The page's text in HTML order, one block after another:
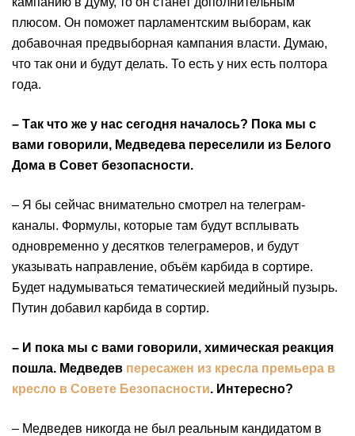
плюсом. Он поможет парламентским выборам, как
добавочная предвыборная кампания власти. Думаю,
что так они и будут делать. То есть у них есть полтора
года.
– Так что же у нас сегодня началось? Пока мы с
вами говорили, Медведева переселили из Белого
Дома в Совет безопасности.
– Я бы сейчас внимательно смотрел на телеграм-
каналы. Формулы, которые там будут всплывать
одновременно у десятков телеграмеров, и будут
указывать направление, объём карбида в сортире.
Будет надумываться тематическией медийный пузырь.
Путин добавил карбида в сортир.
– И пока мы с вами говорили, химическая реакция
пошла. Медведев пересажен из кресла премьера в
кресло в Совете Безопасности. Интересно?
– Медведев никогда не был реальным кандидатом в